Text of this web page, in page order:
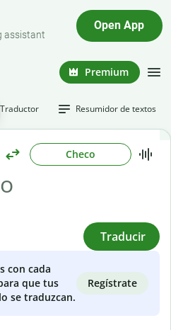
assistant
Open App
Premium
Traductor Resumidor de textos
Checo
Traducir
con cada
que tus
se traduzcan.
Regístrate